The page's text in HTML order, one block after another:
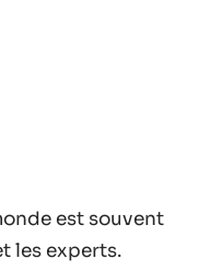
est souvent
les experts.